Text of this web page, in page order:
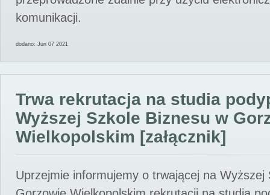
komunikacji.
dodano: Jun 07 2021
Trwa rekrutacja na studia
Wyższej Szkole Biznesu w
Wielkopolskim [załącznik]
Uprzejmie informujemy o trwającej na Wyższej